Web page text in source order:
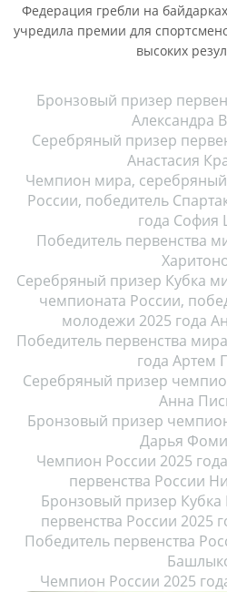
Федерация гребли на
учредила премии для
высоких
Бронзовый призер
Александра
Серебряный призер
Анастасия
Чемпион мира,
России, победитель
года София
Победитель первенства
Серебряный призер Кубка
чемпионата России,
молодежи 2025 года
Победитель первенства
года Артем
Серебряный призер
Анна
Бронзовый призер
Дарья
Чемпион России 2025
первенства России
Бронзовый призер Кубка
первенства России 2025
Победитель первенства
Чемпион России 2025